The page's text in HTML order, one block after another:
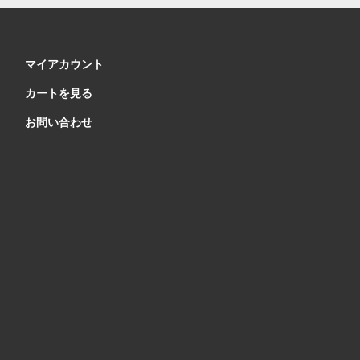
マイアカウント
カートを見る
お問い合わせ